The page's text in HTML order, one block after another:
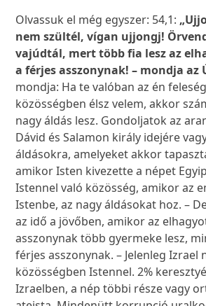
Olvassuk el még egyszer: 54,1:
nem szültél, vígan ujjongj!
vajúdtál, mert több fia lesz az
a férjes asszonynak! – mondja az
mondja: Ha te valóban az én
közösségben élsz velem, akkor
nagy áldás lesz. Gondoljatok az
Dávid és Salamon király idejére
áldásokra, amelyeket akkor
amikor Isten kivezette a népet
Istennel való közösség, amikor az
Istenbe, az nagy áldásokat hoz. –
az idő a jövőben, amikor az
asszonynak több gyermeke lesz,
férjes asszonynak. – Jelenleg Izrael
közösségben Istennel. 2%
Izraelben, a nép többi része vagy